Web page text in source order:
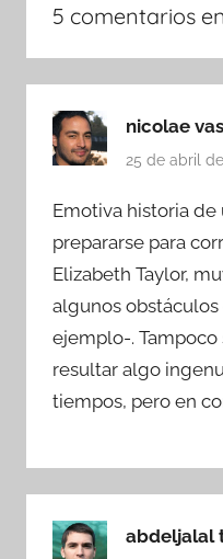
5 comentarios
nicolae
25 de abril
Emotiva historia de
prepararse para
Elizabeth Taylor,
algunos
ejemplo-. Tampoco
resultar algo
tiempos, pero en
abdeljalal